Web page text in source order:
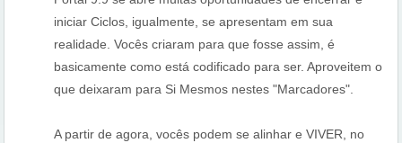
iniciar Ciclos, igualmente, se apresentam em sua
realidade. Vocês criaram para que fosse assim, é
basicamente como está codificado para ser. Aproveitem o
que deixaram para Si Mesmos nestes "Marcadores".
A partir de agora, vocês podem se alinhar e VIVER, no